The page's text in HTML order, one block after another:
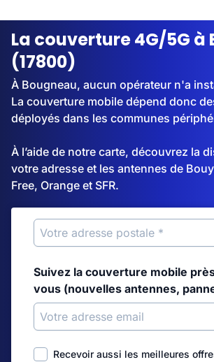
Streaming
La couverture 4G/5G à
(17800)
À Bougneau, aucun opérateur n'a
La couverture mobile dépend donc
déployés dans les communes
À l’aide de notre carte, découvrez la
votre adresse et les antennes de
Free, Orange et SFR.
Suivez la couverture mobile
vous (nouvelles antennes,
Recevoir aussi les meilleures